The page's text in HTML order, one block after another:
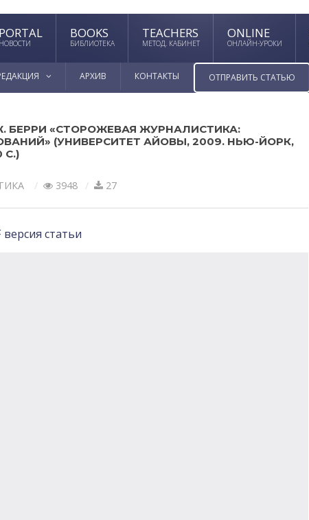
PORTAL
НОВОСТИ
BOOKS
БИБЛИОТЕКА
TEACHERS
МЕТОД. КАБИНЕТ
ONLINE
ОНЛАЙН-УРОКИ
АРХИВ КОНТАКТЫ ОТПРАВИТЬ СТАТЬЮ
БЕРРИ «СТОРОЖЕВАЯ ЖУРНАЛИСТИКА:
(УНИВЕРСИТЕТ АЙОВЫ, 2009. НЬЮ-ЙОРК,
С.)
3948 27
версия статьи